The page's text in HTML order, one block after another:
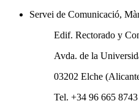
Servei de Comunicació,
Edif. Rectorado y
Avda. de la
03202 Elche
Tel. +34 96 665